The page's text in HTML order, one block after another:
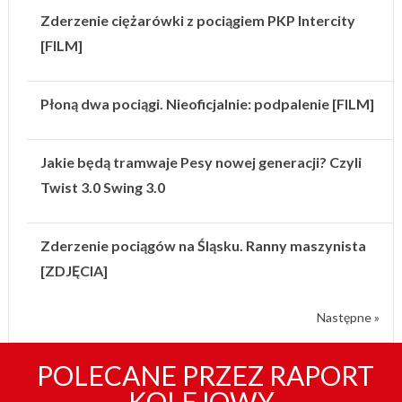
Zderzenie ciężarówki z pociągiem PKP Intercity
[FILM]
Płoną dwa pociągi. Nieoficjalnie: podpalenie [FILM]
Jakie będą tramwaje Pesy nowej generacji? Czyli
Twist 3.0 Swing 3.0
Zderzenie pociągów na Śląsku. Ranny maszynista
[ZDJĘCIA]
Następne »
POLECANE PRZEZ RAPORT